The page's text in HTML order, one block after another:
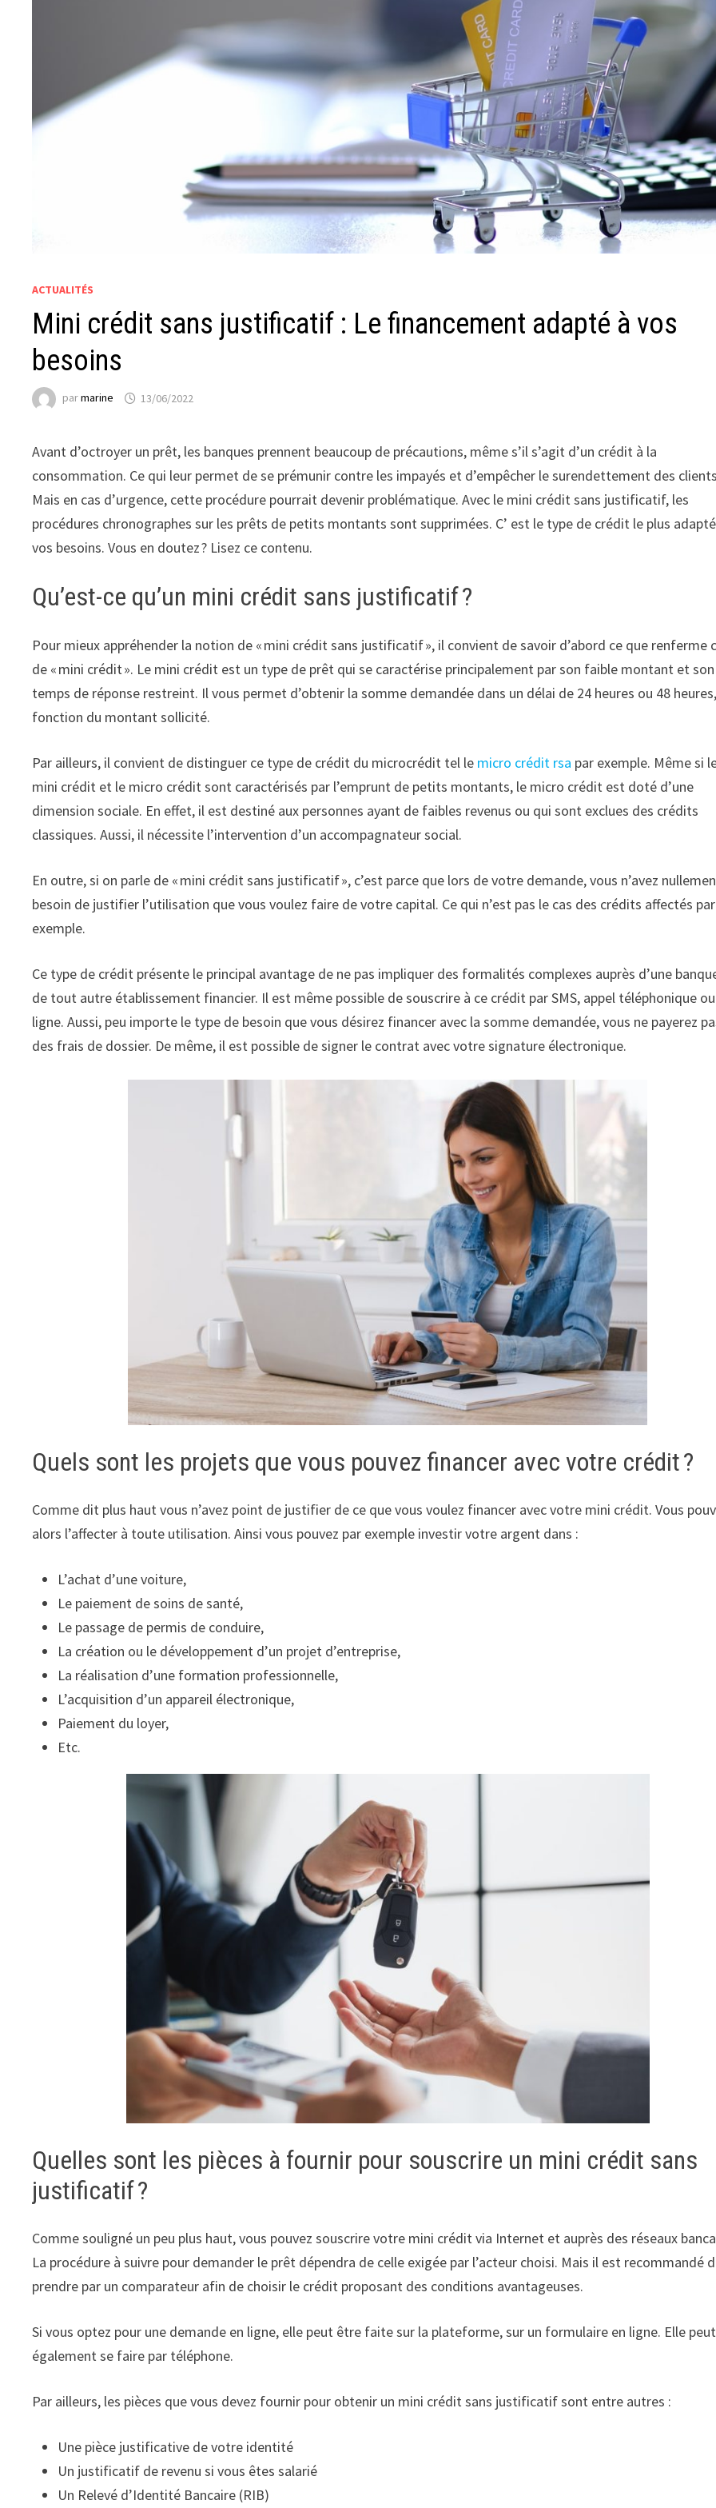
ACTUALITÉS
Mini crédit sans justificatif : Le financement adapté à vos
besoins
parmarine 13/06/2022
Avant d’octroyer un prêt, les banques prennent beaucoup de précautions, même s’il s’agit d’un crédit à la
consommation. Ce qui leur permet de se prémunir contre les impayés et d’empêcher le surendettement des
Mais en cas d’urgence, cette procédure pourrait devenir problématique. Avec le mini crédit sans justificatif, les
procédures chronographes sur les prêts de petits montants sont supprimées. C’ est le type de crédit le plus
vos besoins. Vous en doutez ? Lisez ce contenu.
Qu’est-ce qu’un mini crédit sans justificatif ?
Pour mieux appréhender la notion de « mini crédit sans justificatif », il convient de savoir d’abord ce que renferme
de « mini crédit ». Le mini crédit est un type de prêt qui se caractérise principalement par son faible montant et son
temps de réponse restreint. Il vous permet d’obtenir la somme demandée dans un délai de 24 heures ou 48
fonction du montant sollicité.
Par ailleurs, il convient de distinguer ce type de crédit du microcrédit tel le micro crédit rsa par exemple. Même si
mini crédit et le micro crédit sont caractérisés par l’emprunt de petits montants, le micro crédit est doté d’une
dimension sociale. En effet, il est destiné aux personnes ayant de faibles revenus ou qui sont exclues des crédits
classiques. Aussi, il nécessite l’intervention d’un accompagnateur social.
En outre, si on parle de « mini crédit sans justificatif », c’est parce que lors de votre demande, vous n’avez
besoin de justifier l’utilisation que vous voulez faire de votre capital. Ce qui n’est pas le cas des crédits affectés par
exemple.
Ce type de crédit présente le principal avantage de ne pas impliquer des formalités complexes auprès d’une
de tout autre établissement financier. Il est même possible de souscrire à ce crédit par SMS, appel téléphonique
ligne. Aussi, peu importe le type de besoin que vous désirez financer avec la somme demandée, vous ne payerez
des frais de dossier. De même, il est possible de signer le contrat avec votre signature électronique.
Quels sont les projets que vous pouvez financer avec votre crédit ?
Comme dit plus haut vous n’avez point de justifier de ce que vous voulez financer avec votre mini crédit. Vous
alors l’affecter à toute utilisation. Ainsi vous pouvez par exemple investir votre argent dans :
L’achat d’une voiture,
Le paiement de soins de santé,
Le passage de permis de conduire,
La création ou le développement d’un projet d’entreprise,
La réalisation d’une formation professionnelle,
L’acquisition d’un appareil électronique,
Paiement du loyer,
Etc.
Quelles sont les pièces à fournir pour souscrire un mini crédit sans
justificatif ?
Comme souligné un peu plus haut, vous pouvez souscrire votre mini crédit via Internet et auprès des réseaux
La procédure à suivre pour demander le prêt dépendra de celle exigée par l’acteur choisi. Mais il est recommandé
prendre par un comparateur afin de choisir le crédit proposant des conditions avantageuses.
Si vous optez pour une demande en ligne, elle peut être faite sur la plateforme, sur un formulaire en ligne. Elle peut
également se faire par téléphone.
Par ailleurs, les pièces que vous devez fournir pour obtenir un mini crédit sans justificatif sont entre autres :
Une pièce justificative de votre identité
Un justificatif de revenu si vous êtes salarié
Un Relevé d’Identité Bancaire (RIB)